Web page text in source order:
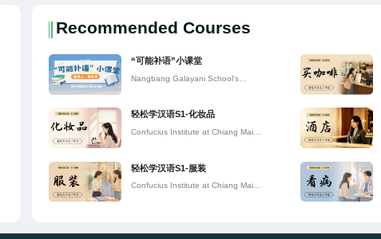
Recommended Courses
“可能补语”小课堂
Nangbang Galayani School's
轻松学汉语S1-化妆品
Confucius Institute at Chiang Mai
轻松学汉语S1-服装
Confucius Institute at Chiang Mai